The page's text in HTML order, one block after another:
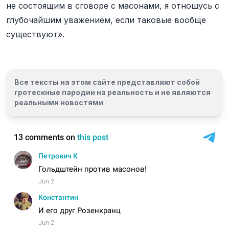
не состоящим в сговоре с масонами, я отношусь с
глубочайшим уважением, если таковые вообще
существуют».
Все тексты на этом сайте представляют собой
гротескные пародии на реальность и не являются
реальными новостями